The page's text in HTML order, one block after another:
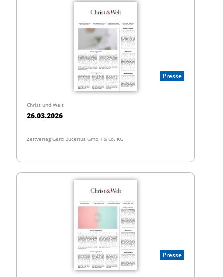
Presse
Christ und Welt
26.03.2026
Zeitverlag Gerd Bucerius GmbH & Co. KG
Presse